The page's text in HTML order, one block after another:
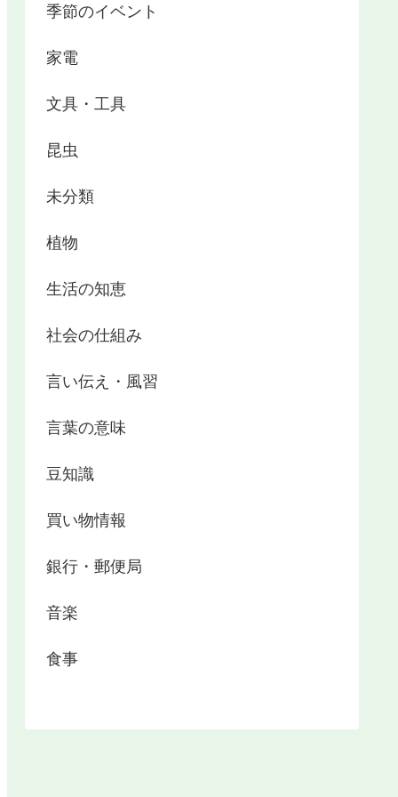
季節のイベント
家電
文具・工具
昆虫
未分類
植物
生活の知恵
社会の仕組み
言い伝え・風習
言葉の意味
豆知識
買い物情報
銀行・郵便局
音楽
食事